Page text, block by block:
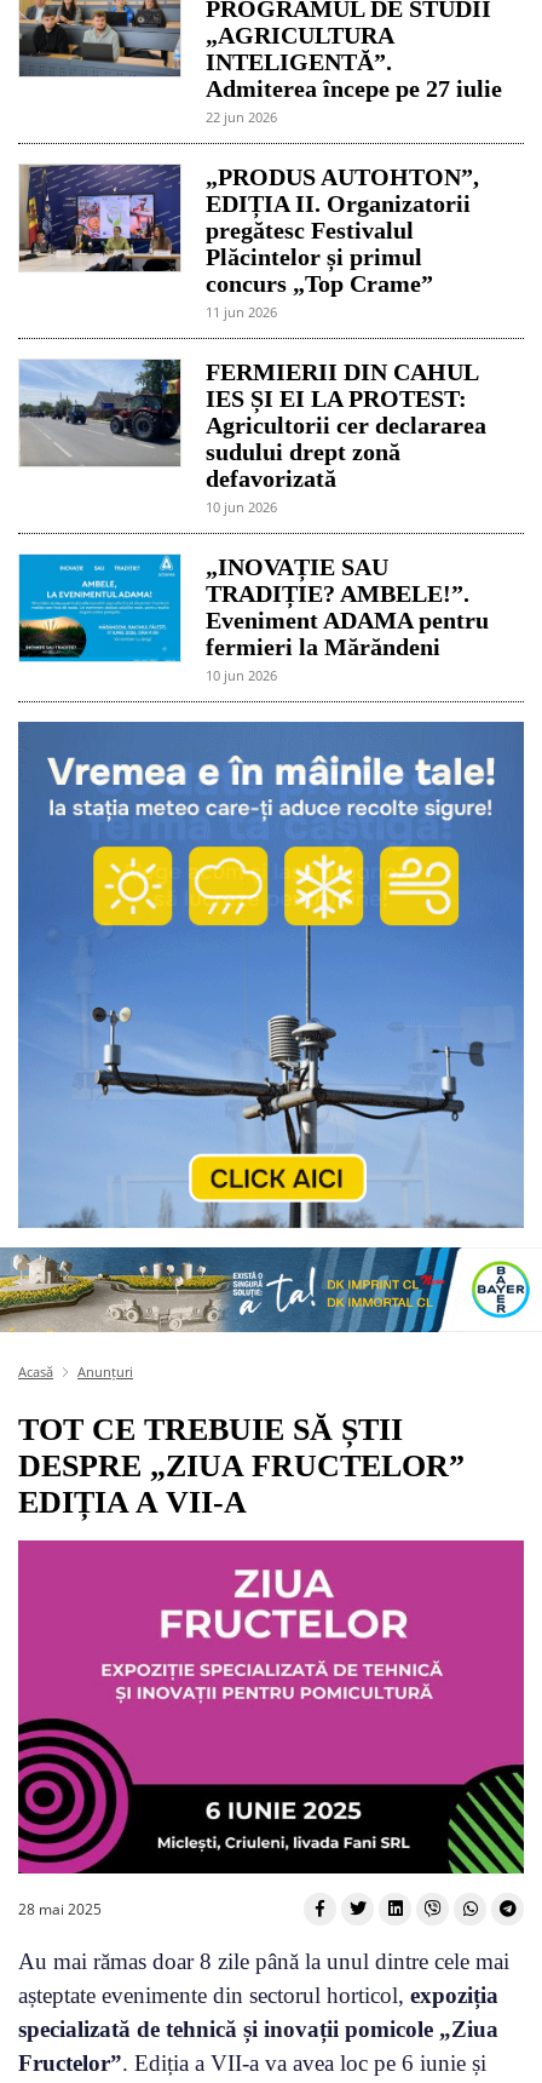
PROGRAMUL DE STUDII
„AGRICULTURA
INTELIGENTĂ”.
Admiterea începe pe 27 iulie
22 jun 2026
„PRODUS AUTOHTON”,
EDIȚIA II. Organizatorii
pregătesc Festivalul
Plăcintelor și primul
concurs „Top Crame”
11 jun 2026
FERMIERII DIN CAHUL
IES ȘI EI LA PROTEST:
Agricultorii cer declararea
sudului drept zonă
defavorizată
10 jun 2026
„INOVAȚIE SAU
TRADIȚIE? AMBELE!”.
Eveniment ADAMA pentru
fermieri la Mărăndeni
10 jun 2026
Acasă Anunțuri
TOT CE TREBUIE SĂ ȘTII
DESPRE „ZIUA FRUCTELOR”
EDIȚIA A VII-A
28 mai 2025
Au mai rămas doar 8 zile până la unul dintre cele mai
așteptate evenimente din sectorul horticol, expoziția
specializată de tehnică și inovații pomicole „Ziua
Fructelor”. Ediția a VII-a va avea loc pe 6 iunie și